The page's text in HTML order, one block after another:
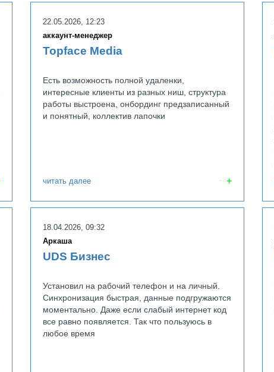
22.05.2026, 12:23
аккаунт-менеджер
Topface Media
Есть возможность полной удаленки,
интересные клиенты из разных ниш, структура
работы выстроена, онбординг предзаписанный
и понятный, коллектив лапочки
читать далее
18.04.2026, 09:32
Аркаша
UDS Бизнес
Установил на рабочий телефон и на личный.
Синхронизация быстрая, данные подгружаются
моментально. Даже если слабый интернет код
все равно появляется. Так что пользуюсь в
любое время